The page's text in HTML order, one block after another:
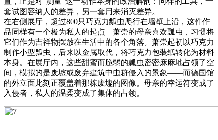
套试图容纳人的差异，另一套用来消灭差异。
在右侧展厅，超过800只巧克力瓢虫爬行在墙壁上沿，这件作
品同样有一个极为私人的起点：萧崇的母亲喜欢瓢虫，习惯将
它们作为吉祥物摆放在生活中的各个角落。萧崇起初以巧克力
制作小型瓢虫，后来以金属取代，将巧克力包装纸转化为材料
本身。在展厅内，这些甜蜜而脆弱的瓢虫密密麻麻地占领了空
间，模拟的是废墟或废弃建筑中虫群侵入的景象——而德国馆
的外立面此刻正覆盖着那栋废墟的图像。母亲的幸运符变成了
入侵者，私人的温柔变成了集体的占领。